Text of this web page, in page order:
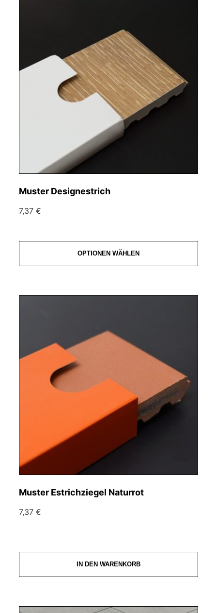
Muster Designestrich
7,37 €
OPTIONEN WÄHLEN
Muster Estrichziegel Naturrot
7,37 €
IN DEN WARENKORB